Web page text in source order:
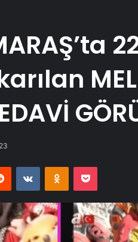
Reddit VKontakteOdnoklassniki
Pocket